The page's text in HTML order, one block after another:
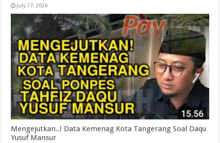
July 17, 2026
Mengejutkan..! Data Kemenag Kota Tangerang Soal Daqu
Yusuf Mansur